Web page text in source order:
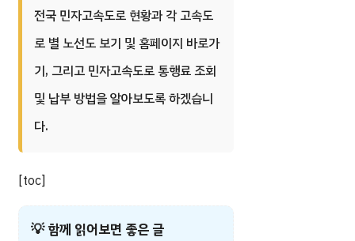
전국 민자고속도로 현황과 각 고속도
로 별 노선도 보기 및 홈페이지 바로가
기, 그리고 민자고속도로 통행료 조회
및 납부 방법을 알아보도록 하겠습니
다.
[toc]
💡함께 읽어보면 좋은 글